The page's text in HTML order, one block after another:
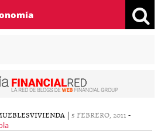
VIVIENDA | 5 FEBRERO, 2011 -